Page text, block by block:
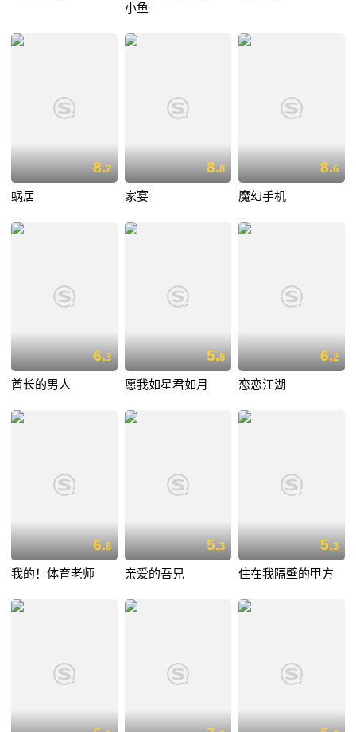
小鱼
8.2
蜗居
8.8
家宴
8.6
魔幻手机
6.3
酋长的男人
5.8
愿我如星君如月
6.2
恋恋江湖
6.8
我的！体育老师
5.3
亲爱的吾兄
5.3
住在我隔壁的甲方